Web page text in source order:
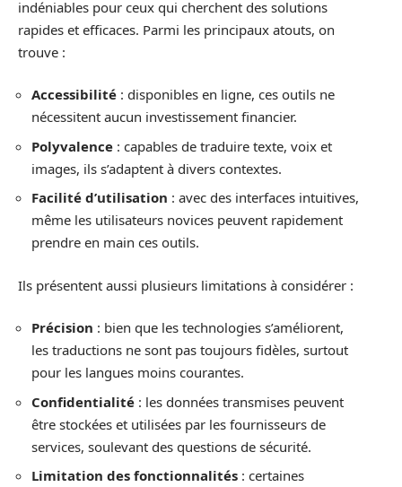
indéniables pour ceux qui cherchent des solutions
rapides et efficaces. Parmi les principaux atouts, on
trouve :
Accessibilité : disponibles en ligne, ces outils ne
nécessitent aucun investissement financier.
Polyvalence : capables de traduire texte, voix et
images, ils s’adaptent à divers contextes.
Facilité d’utilisation : avec des interfaces intuitives,
même les utilisateurs novices peuvent rapidement
prendre en main ces outils.
Ils présentent aussi plusieurs limitations à considérer :
Précision : bien que les technologies s’améliorent,
les traductions ne sont pas toujours fidèles, surtout
pour les langues moins courantes.
Confidentialité : les données transmises peuvent
être stockées et utilisées par les fournisseurs de
services, soulevant des questions de sécurité.
Limitation des fonctionnalités : certaines